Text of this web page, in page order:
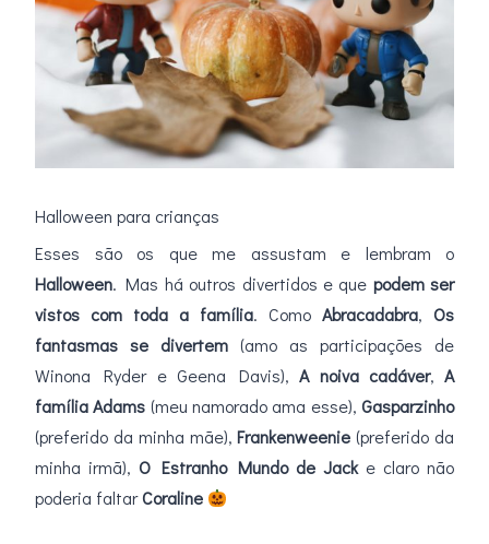
Halloween para crianças
Esses são os que me assustam e lembram o
Halloween. Mas há outros divertidos e que podem ser
vistos com toda a família. Como Abracadabra, Os
fantasmas se divertem (amo as participações de
Winona Ryder e Geena Davis),A noiva cadáver, A
família Adams (meu namorado ama esse),Gasparzinho
(preferido da minha mãe),Frankenweenie (preferido da
minha irmã), O Estranho Mundo de Jacke claro não
poderia faltarCoraline